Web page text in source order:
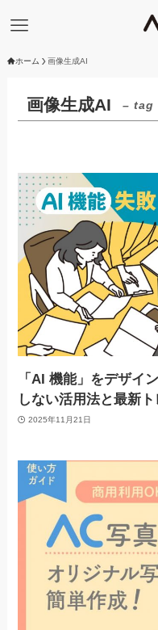
ホーム 画像生成AI
画像生成AI – tag
「AI 機能」をデザイ
しない活用法と最新ト
2025年11月21日